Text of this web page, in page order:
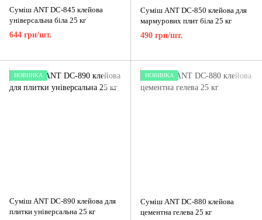
Суміш ANT DC-845 клейова
універсальна біла 25 кг
644 грн/шт.
Суміш ANT DC-850 клейова для
мармурових плит біла 25 кг
490 грн/шт.
НОВИНКА
Суміш ANT DC-890 клейова для
плитки універсальна 25 кг
НОВИНКА
Суміш ANT DC-880 клейова
цементна гелева 25 кг